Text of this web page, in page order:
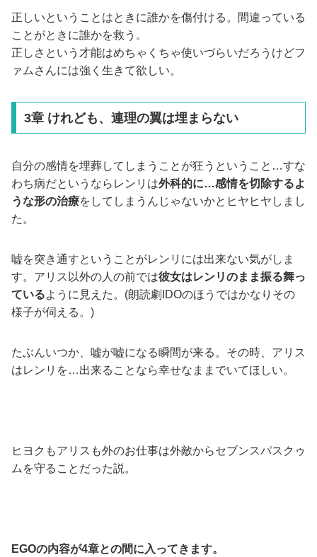
正しいということはときに誰かを傷付ける。間違っている
ことがときに誰かを救う。
正しさという才能はめちゃくちゃ使いづらいだろうけどフ
ァムさんには強く生きて欲しい。
3章 けれども、連理の翼は埋まらない
自分の感情を埋葬してしまうことが狂うということ…すな
わち病だというならレンリは外科的に…感情を切除するよ
うな形の治療をしてしまうんじゃないかとヒヤヒヤしまし
た。
嘘を突き通すということがレンリには出来ない気がしま
す。アリス以外の人の前では彼女はレンリのまま振る舞っ
ているように見えた。(朗読劇IDOのほうではかなりその
様子が伺える。)
たぶんいつか、嘘が嘘になる瞬間が来る。その時、アリス
はレンリを…出来ることなら幸せなままでいてほしい。
ヒヨクもアリスも外のお仕事は外敵からセブンスパスクゥ
ムを守ることだった説。
EGOの内容が4章との間に入ってきます。